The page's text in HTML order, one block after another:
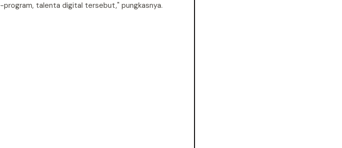
program, talenta digital tersebut," pungkasnya.